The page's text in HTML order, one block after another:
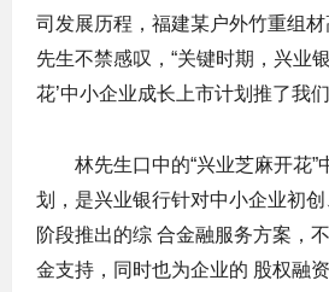
司发展历程，福建某户外竹重组
先生不禁感叹，“关键时期，兴业
花’中小企业成长上市计划推了我
林先生口中的“兴业芝麻开花
划，是兴业银行针对中小企业初
阶段推出的综 合金融服务方案，
金支持，同时也为企业的 股权融